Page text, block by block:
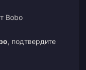
Bobo
, подтвердите